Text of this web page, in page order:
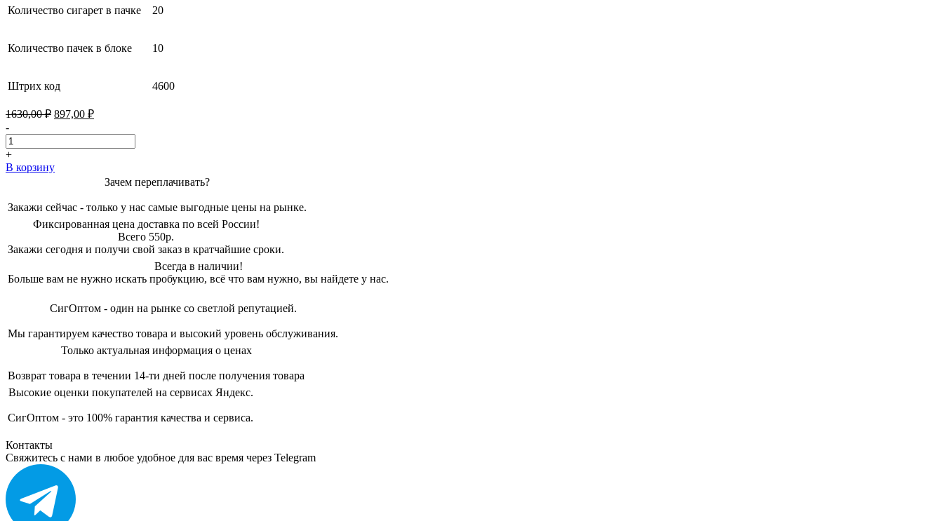
Количество сигарет в пачке 20
Количество пачек в блоке 10
Штрих код 4600
1630,00₽ Первоначальная
составляла
1630,00 ₽.
897,00 ₽Текущая
897,00 ₽.
-
+
В корзину
Зачем переплачивать?
Закажи сейчас - только у нас самые выгодные цены на рынке.
Фиксированная цена доставка по всей России!
Всего 550р.
Закажи сегодня и получи свой заказ в кратчайшие сроки.
Всегда в наличии!
Больше вам не нужно искать пробукцию, всё что вам нужно, вы найдете у нас.
СигОптом - один на рынке со светлой репутацией.
Мы гарантируем качество товара и высокий уровень обслуживания.
Только актуальная информация о ценах
Возврат товара в течении 14-ти дней после получения товара
Высокие оценки покупателей на сервисах Яндекс.
СигОптом - это 100% гарантия качества и сервиса.
Контакты
Свяжитесь с нами в любое удобное для вас время через Telegram